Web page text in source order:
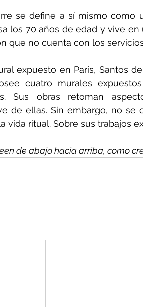
se define a sí mismo
los 70 años de edad y vive
que no cuenta con los
expuesto en París, Santos
cuatro murales
Sus obras retoman
de ellas. Sin embargo, no se
vida ritual. Sobre sus trabajos
de abajo hacia arriba, como